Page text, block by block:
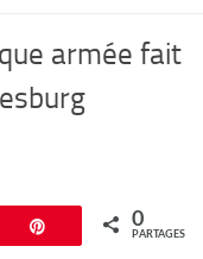
armée fait
Épingle 0
PARTAGES